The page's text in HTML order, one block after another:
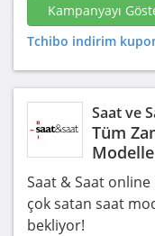
Kampanyayı
Tchibo indirim
Saat ve
Tüm
Saat & Saat
çok satan saat
bekliyor!